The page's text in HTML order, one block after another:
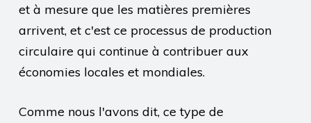
et à mesure que les matières premières
arrivent, et c'est ce processus de production
circulaire qui continue à contribuer aux
économies locales et mondiales.
Comme nous l'avons dit, ce type de